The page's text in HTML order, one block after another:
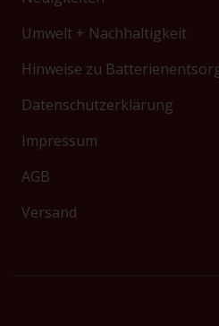
Umwelt + Nachhaltigkeit
Hinweise zu
Datenschutzerklärung
Impressum
AGB
Versand